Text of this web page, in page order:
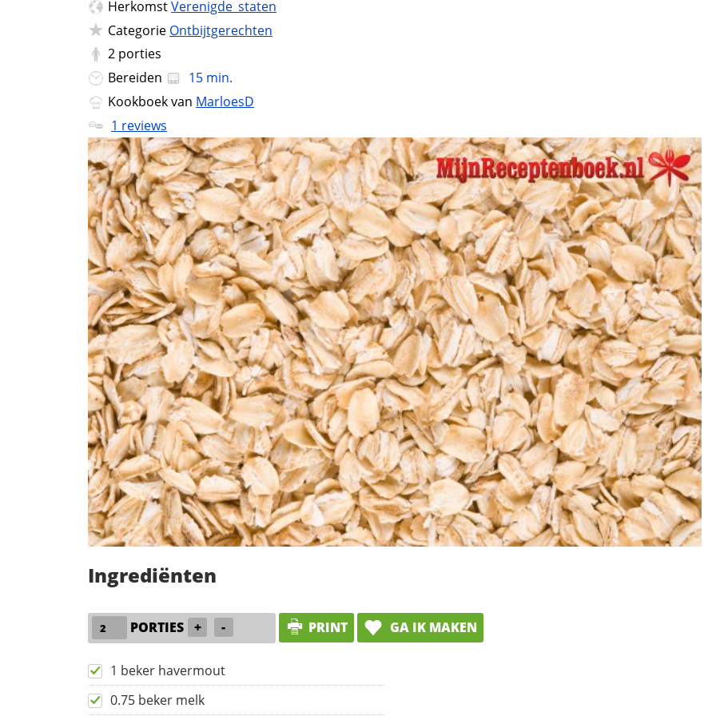
HerkomstVerenigde_staten
Categorie Ontbijtgerechten
2 porties
Bereiden
15 min.
Kookboek van MarloesD
1 reviews
Ingrediënten
PORTIES + - PRINT GA IK MAKEN
1 beker havermout
0.75 beker melk